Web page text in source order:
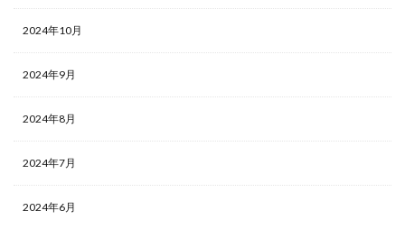
2024年10月
2024年9月
2024年8月
2024年7月
2024年6月